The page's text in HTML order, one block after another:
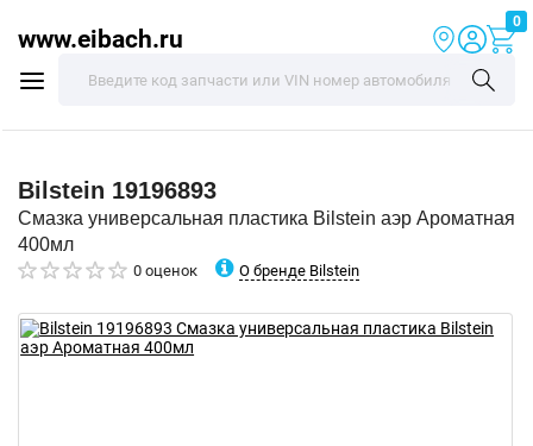
www.eibach.ru
0
Bilstein 19196893
Смазка универсальная пластика Bilstein аэр Ароматная
400мл
0 оценок О бренде Bilstein